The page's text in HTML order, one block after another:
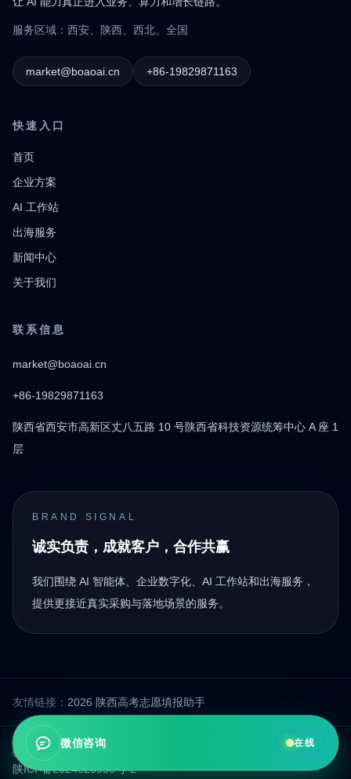
服务区域：西安、陕西、西北、全国
market@boaoai.cn +86-19829871163
快速入口
首页
企业方案
AI 工作站
出海服务
新闻中心
关于我们
联系信息
market@boaoai.cn
+86-19829871163
陕西省西安市高新区丈八五路 10 号陕西省科技资源统筹中心 A 座 1
层
BRAND SIGNAL
诚实负责，成就客户，合作共赢
我们围绕 AI 智能体、企业数字化、AI 工作站和出海服务，
提供更接近真实采购与落地场景的服务。
友情链接： 2026 陕西高考志愿填报助手
© 2026 西安铂傲智能科技有限公司 版权所有
陕ICP备2024026958号-2
微信咨询 在线